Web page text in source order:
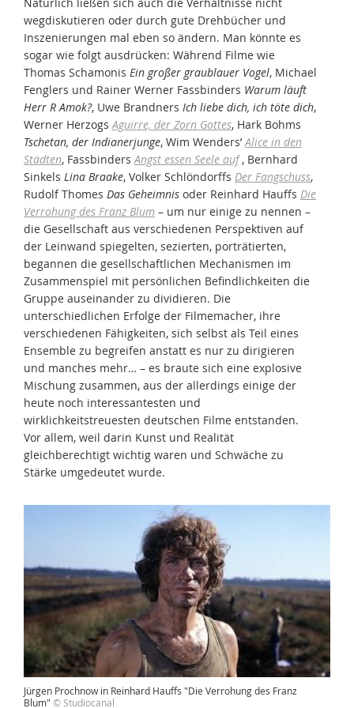
wegdiskutieren oder durch gute Drehbücher und
Inszenierungen mal eben so ändern. Man könnte es
sogar wie folgt ausdrücken: Während Filme wie
Thomas Schamonis Ein großer graublauer Vogel, Michael
Fenglers und Rainer Werner Fassbinders Warum läuft
Herr R Amok?, Uwe Brandners Ich liebe dich, ich töte dich,
Werner Herzogs Aguirre, der Zorn Gottes, Hark Bohms
Tschetan, der Indianerjunge, Wim Wenders’Alice in den
Städten, Fassbinders Angst essen Seele auf , Bernhard
Sinkels Lina Braake, Volker Schlöndorffs Der Fangschuss,
Rudolf Thomes Das Geheimnis oder Reinhard Hauffs Die
Verrohung des Franz Blum – um nur einige zu nennen –
die Gesellschaft aus verschiedenen Perspektiven auf
der Leinwand spiegelten, sezierten, porträtierten,
begannen die gesellschaftlichen Mechanismen im
Zusammenspiel mit persönlichen Befindlichkeiten die
Gruppe auseinander zu dividieren. Die
unterschiedlichen Erfolge der Filmemacher, ihre
verschiedenen Fähigkeiten, sich selbst als Teil eines
Ensemble zu begreifen anstatt es nur zu dirigieren
und manches mehr… – es braute sich eine explosive
Mischung zusammen, aus der allerdings einige der
heute noch interessantesten und
wirklichkeitstreuesten deutschen Filme entstanden.
Vor allem, weil darin Kunst und Realität
gleichberechtigt wichtig waren und Schwäche zu
Stärke umgedeutet wurde.
Jürgen Prochnow in Reinhard Hauffs "Die Verrohung des Franz
Blum" © Studiocanal